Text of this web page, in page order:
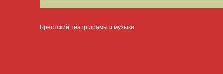
Брестский театр драмы и музыки